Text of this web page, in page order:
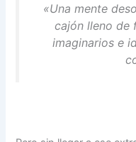
«Una mente
cajón lleno de
imaginarios e